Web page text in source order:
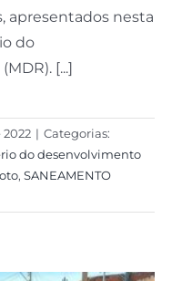
apresentados nesta
do
[...]
| Categorias:
do desenvolvimento
, SANEAMENTO